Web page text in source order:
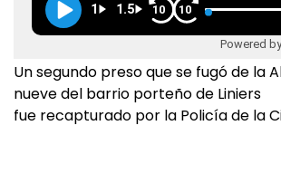
1 1.5 10 10
Powered
Un segundo preso que se fugó de la
nueve del barrio porteño de Liniers
fue recapturado por la Policía de la